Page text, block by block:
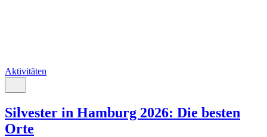
Aktivitäten
Silvester in Hamburg 2026: Die besten
Orte